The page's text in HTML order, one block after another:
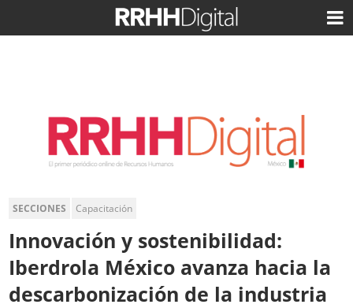
SECCIONES Capacitación
Innovación y sostenibilidad:
Iberdrola México avanza hacia la
descarbonización de la industria